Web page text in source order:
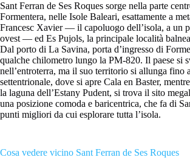
Sant Ferran de Ses Roques sorge nella parte
Formentera, nelle Isole Baleari, esattamente a
Francesc Xavier — il capoluogo dell’isola, a un
ovest — ed Es Pujols, la principale località
Dal porto di La Savina, porta d’ingresso di
qualche chilometro lungo la PM-820. Il paese si
nell’entroterra, ma il suo territorio si allunga fino
settentrionale, dove si apre Cala en Baster,
la laguna dell’Estany Pudent, si trova il sito
una posizione comoda e baricentrica, che fa di
punti migliori da cui esplorare tutta l’isola.
Cosa vedere vicino Sant Ferran de Ses Roques